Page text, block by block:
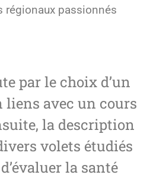
régionaux passionnés
par le choix d’un
liens avec un cours
la description
volets étudiés
la santé